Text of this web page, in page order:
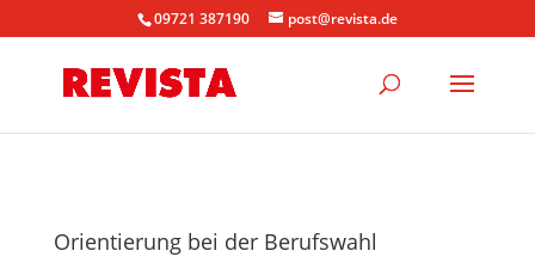
09721 387190 post@revista.de
Orientierung bei der Berufswahl